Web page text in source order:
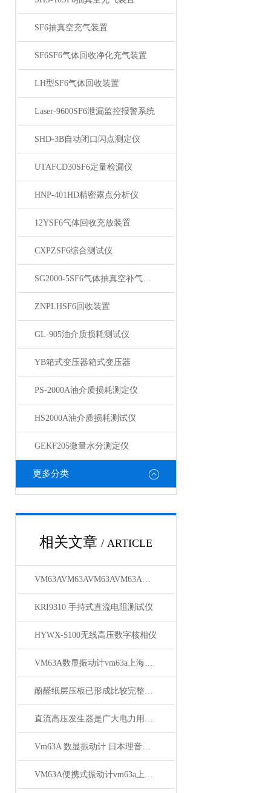
SF6抽真空充气装置
SF6SF6气体回收净化充气装置
LH型SF6气体回收装置
Laser-9600SF6泄漏监控报警系统
SHD-3B自动闭口闪点测定仪
UTAFCD30SF6定量检漏仪
HNP-401HD精密露点分析仪
12YSF6气体回收充放装置
CXPZSF6综合测试仪
SG2000-5SF6气体抽真空补气装置
ZNPLHSF6回收装置
GL-905油介质损耗测试仪
YB箱式变压器箱式变压器
PS-2000A油介质损耗测定仪
HS2000A油介质损耗测试仪
GEKF205微量水分测定仪
更多分类
相关文章 / ARTICLE
VM63AVM63AVM63AVM63A上海徐吉电气有限公司
KRI9310 手持式直流电阻测试仪
HYWX-5100无线高压数字核相仪
VM63A数显振动计vm63a上海徐吉电气
酚醛纸层压板已形成比较完整的系列
直流高压发生器是广大电力用户*的设备
Vm63A 数显振动计 日本理音测振仪VM63A厂家
VM63A便携式振动计vm63a上海徐吉电气